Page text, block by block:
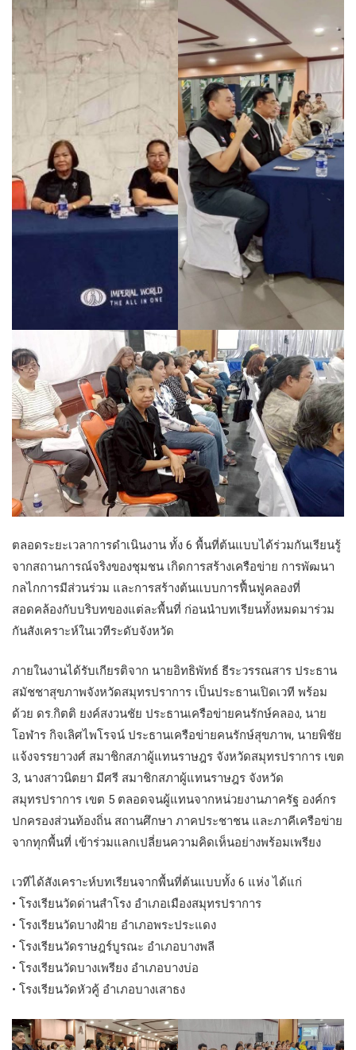
ตลอดระยะเวลาการดำเนินงาน ทั้ง 6 พื้นที่ต้นแบบได้ร่วมกันเรียนรู้
จากสถานการณ์จริงของชุมชน เกิดการสร้างเครือข่าย การพัฒนา
กลไกการมีส่วนร่วม และการสร้างต้นแบบการฟื้นฟูคลองที่
สอดคล้องกับบริบทของแต่ละพื้นที่ ก่อนนำบทเรียนทั้งหมดมาร่วม
กันสังเคราะห์ในเวทีระดับจังหวัด
ภายในงานได้รับเกียรติจาก นายอิทธิพัทธ์ ธีระวรรณสาร ประธาน
สมัชชาสุขภาพจังหวัดสมุทรปราการ เป็นประธานเปิดเวที พร้อม
ด้วย ดร.กิตติ ยงค์สงวนชัย ประธานเครือข่ายคนรักษ์คลอง, นาย
โอฬาร กิจเลิศไพโรจน์ ประธานเครือข่ายคนรักษ์สุขภาพ, นายพิชัย
แจ้งจรรยาวงศ์ สมาชิกสภาผู้แทนราษฎร จังหวัดสมุทรปราการ เขต
3, นางสาวนิตยา มีศรี สมาชิกสภาผู้แทนราษฎร จังหวัด
สมุทรปราการ เขต 5 ตลอดจนผู้แทนจากหน่วยงานภาครัฐ องค์กร
ปกครองส่วนท้องถิ่น สถานศึกษา ภาคประชาชน และภาคีเครือข่าย
จากทุกพื้นที่ เข้าร่วมแลกเปลี่ยนความคิดเห็นอย่างพร้อมเพรียง
เวทีได้สังเคราะห์บทเรียนจากพื้นที่ต้นแบบทั้ง 6 แห่ง ได้แก่
• โรงเรียนวัดด่านสำโรง อำเภอเมืองสมุทรปราการ
• โรงเรียนวัดบางฝ้าย อำเภอพระประแดง
• โรงเรียนวัดราษฎร์บูรณะ อำเภอบางพลี
• โรงเรียนวัดบางเพรียง อำเภอบางบ่อ
• โรงเรียนวัดหัวคู้ อำเภอบางเสาธง